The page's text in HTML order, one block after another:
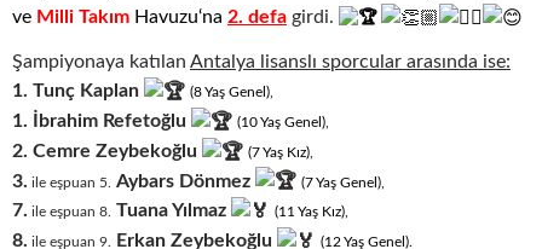
ve Milli Takım Havuzu‘na 2. defa girdi.
Şampiyonaya katılan Antalya lisanslı sporcular arasında ise:
1. Tunç Kaplan (8Yaş Genel),
1. İbrahim Refetoğlu (10Yaş Genel),
2. Cemre Zeybekoğlu (7Yaş Kız),
3. ile eşpuan 5. Aybars Dönmez (7Yaş Genel),
7. ile eşpuan 8. Tuana Yılmaz (11 Yaş Kız),
8. ile eşpuan 9. Erkan Zeybekoğlu (12 Yaş Genel).